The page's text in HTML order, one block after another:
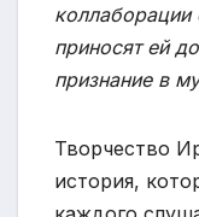
коллаборации
приносят ей
признание в
Творчество
история,